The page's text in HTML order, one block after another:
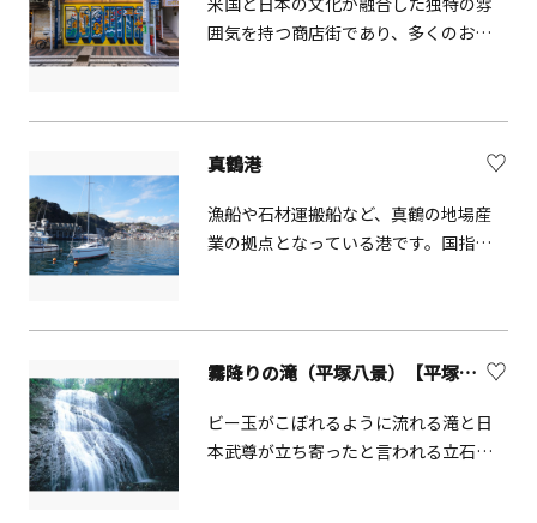
店！でっかいボールプールもありま
す！小田急線・相鉄線「海老名駅」か
ズリゾート公式HPでご確認ください。
囲気を持つ商店街であり、多くのお店
とができるとともに、横須賀グルメの
「YOKOSUKAネイビーバーガー」を食
すことができるお店が多くある商店街
としても有名です。
真鶴港
漁船や石材運搬船など、真鶴の地場産
業の拠点となっている港です。国指定
す。近くにはその日にあがった鮮魚の
直売所があります。売り切れ次第終了
となるため、午前中の早い時間がおス
スメです。
霧降りの滝（平塚八景）【平塚市】
ビー玉がこぼれるように流れる滝と日
本武尊が立ち寄ったと言われる立石を